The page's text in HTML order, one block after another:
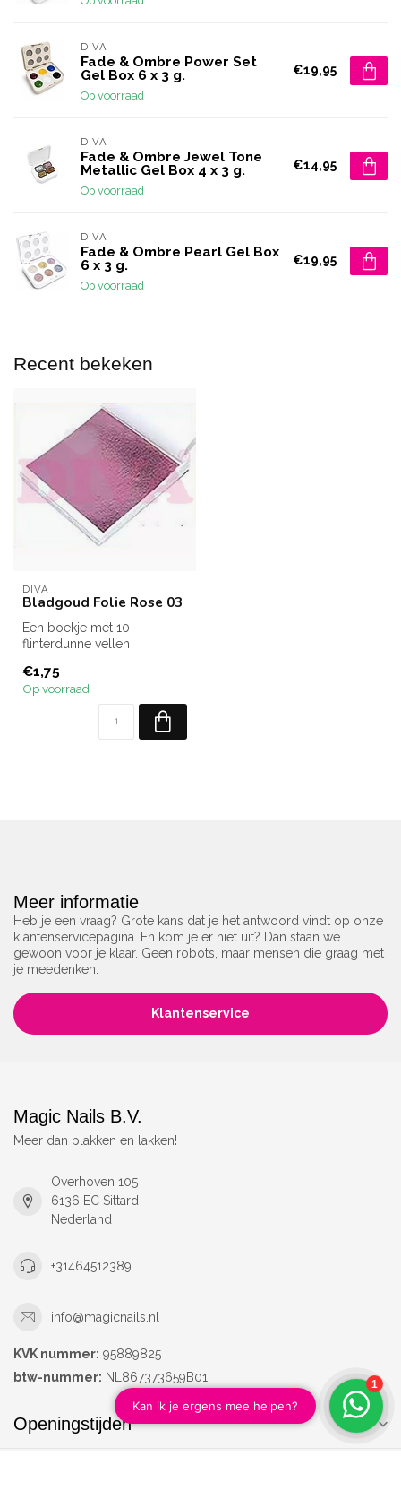
DIVA
Fade & Ombre Power Set
Gel Box 6 x 3 g.
Op voorraad
€19,95
DIVA
Fade & Ombre Jewel Tone
Metallic Gel Box 4 x 3 g.
Op voorraad
€14,95
DIVA
Fade & Ombre Pearl Gel Box
6 x 3 g.
Op voorraad
€19,95
Recent bekeken
DIVA
Bladgoud Folie Rose 03
Een boekje met 10
flinterdunne vellen
voor de prijs van ...
€1,75
Op voorraad
Meer informatie
Heb je een vraag? Grote kans dat je het antwoord vindt op onze
klantenservicepagina. En kom je er niet uit? Dan staan we
gewoon voor je klaar. Geen robots, maar mensen die graag met
je meedenken.
Klantenservice
Magic Nails B.V.
Meer dan plakken en lakken!
Overhoven 105
6136 EC Sittard
Nederland
+31464512389
info@magicnails.nl
KVK nummer: 95889825
btw-nummer: NL867373659B01
Openingstijden